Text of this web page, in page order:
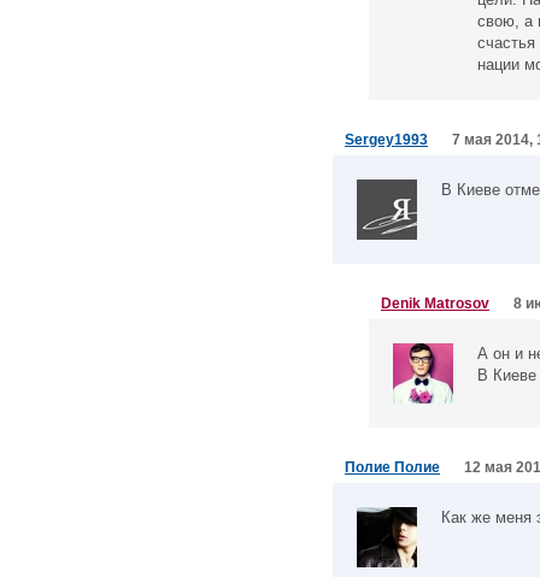
свою, а
нации
Sergey1993 7 мая 2014,
В Киеве
Denik Matrosov 8
А он и
В
Полие Полие 12 мая
Как же меня